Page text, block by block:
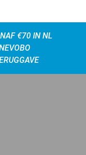
€70 IN NL